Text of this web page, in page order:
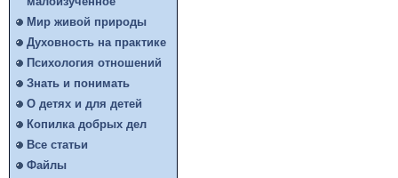
Мир живой природы
Духовность на практике
Психология отношений
Знать и понимать
О детях и для детей
Копилка добрых дел
Все статьи
Файлы